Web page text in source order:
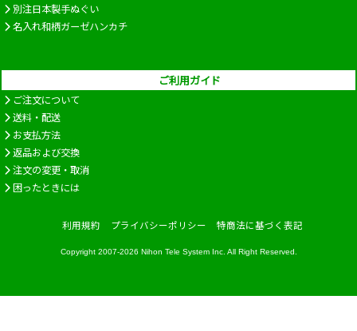
別注日本製手ぬぐい
名入れ和柄ガーゼハンカチ
ご利用ガイド
ご注文について
送料・配送
お支払方法
返品および交換
注文の変更・取消
困ったときには
利用規約 プライバシーポリシー 特商法に基づく表記
Copyright 2007-2026 Nihon Tele System Inc. All Right Reserved.